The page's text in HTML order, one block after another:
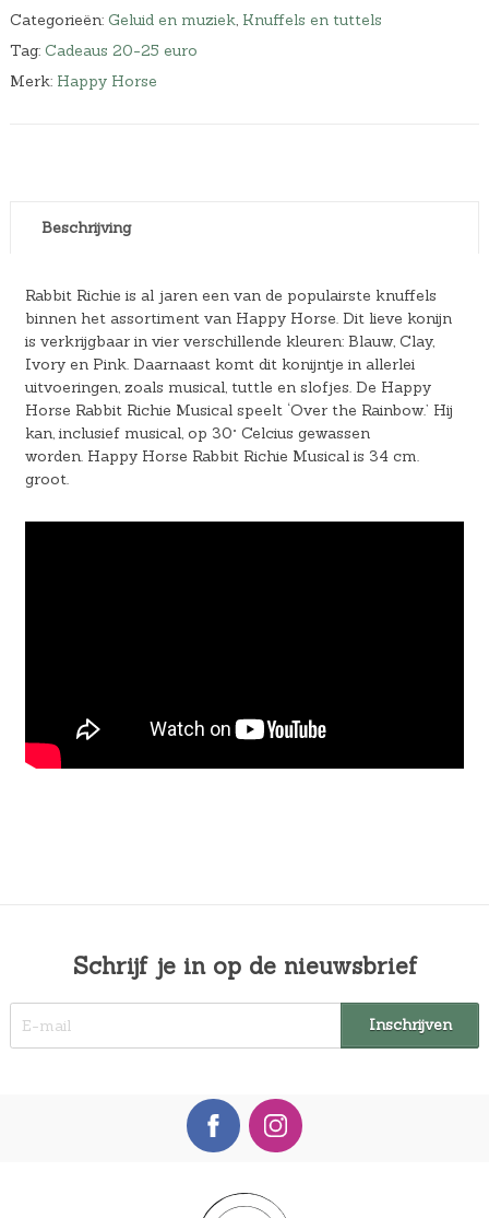
Categorieën: Geluid en muziek, Knuffels en tuttels
Tag: Cadeaus 20-25 euro
Merk: Happy Horse
Beschrijving
Rabbit Richie is al jaren een van de populairste knuffels
binnen het assortiment van Happy Horse. Dit lieve konijn
is verkrijgbaar in vier verschillende kleuren: Blauw, Clay,
Ivory en Pink. Daarnaast komt dit konijntje in allerlei
uitvoeringen, zoals musical, tuttle en slofjes. De Happy
Horse Rabbit Richie Musical speelt ‘Over the Rainbow.’ Hij
kan, inclusief musical, op 30° Celcius gewassen
worden. Happy Horse Rabbit Richie Musical is 34 cm.
groot.
Schrijf je in op de nieuwsbrief